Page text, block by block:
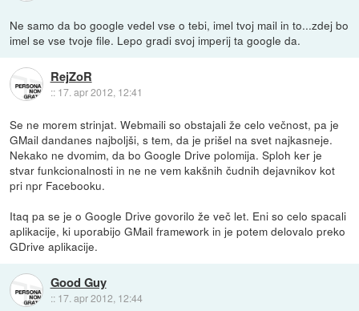
Ne samo da bo google vedel vse o tebi, imel tvoj mail in to...zdej bo
imel se vse tvoje file. Lepo gradi svoj imperij ta google da.
RejZoR
:: 17. apr 2012, 12:41
Se ne morem strinjat. Webmaili so obstajali že celo večnost, pa je
GMail dandanes najboljši, s tem, da je prišel na svet najkasneje.
Nekako ne dvomim, da bo Google Drive polomija. Sploh ker je
stvar funkcionalnosti in ne ne vem kakšnih čudnih dejavnikov kot
pri npr Facebooku.
Itaq pa se je o Google Drive govorilo že več let. Eni so celo spacali
aplikacije, ki uporabijo GMail framework in je potem delovalo preko
GDrive aplikacije.
Good Guy
:: 17. apr 2012, 12:44